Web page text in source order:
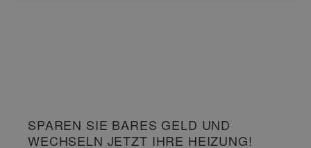
SPAREN SIE BARES GELD UND
WECHSELN JETZT IHRE HEIZUNG!